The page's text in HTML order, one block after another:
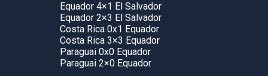
Equador 4×1 El Salvador
Equador 2×3 El Salvador
Costa Rica 0x1 Equador
Costa Rica 3×3 Equador
Paraguai 0x0 Equador
Paraguai 2×0 Equador